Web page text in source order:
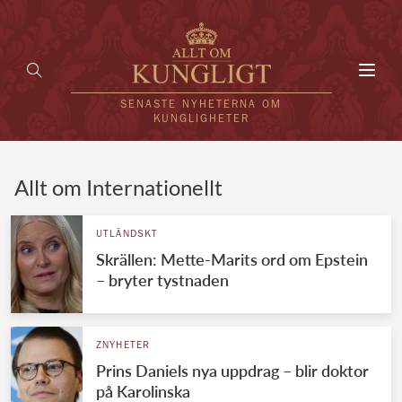
SENASTE NYHETERNA OM
KUNGLIGHETER
UTLÄNDSKT
VÄRLDENS KUNGAHUS
Svenska kungahuset
Brittiska kungahuset
REDAKTION
Allt om Internationellt
UTLÄNDSKT
Skrällen: Mette-Marits ord om Epstein
– bryter tystnaden
ZNYHETER
Prins Daniels nya uppdrag – blir doktor
på Karolinska